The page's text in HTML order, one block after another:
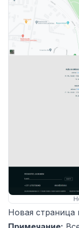
Новая страница